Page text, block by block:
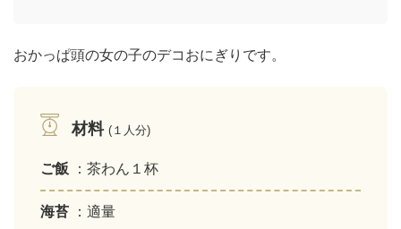
おかっぱ頭の女の子のデコおにぎりです。
材料 (１人分)
ご飯 ：茶わん１杯
海苔 ：適量